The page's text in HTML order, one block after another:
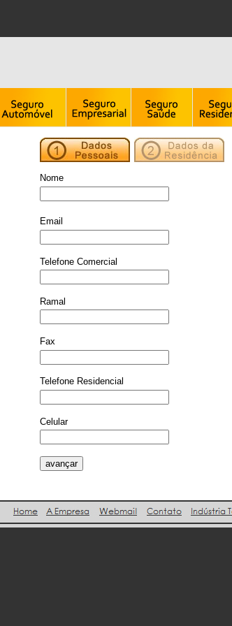
Nome
Email
Telefone Comercial
Ramal
Fax
Telefone Residencial
Celular